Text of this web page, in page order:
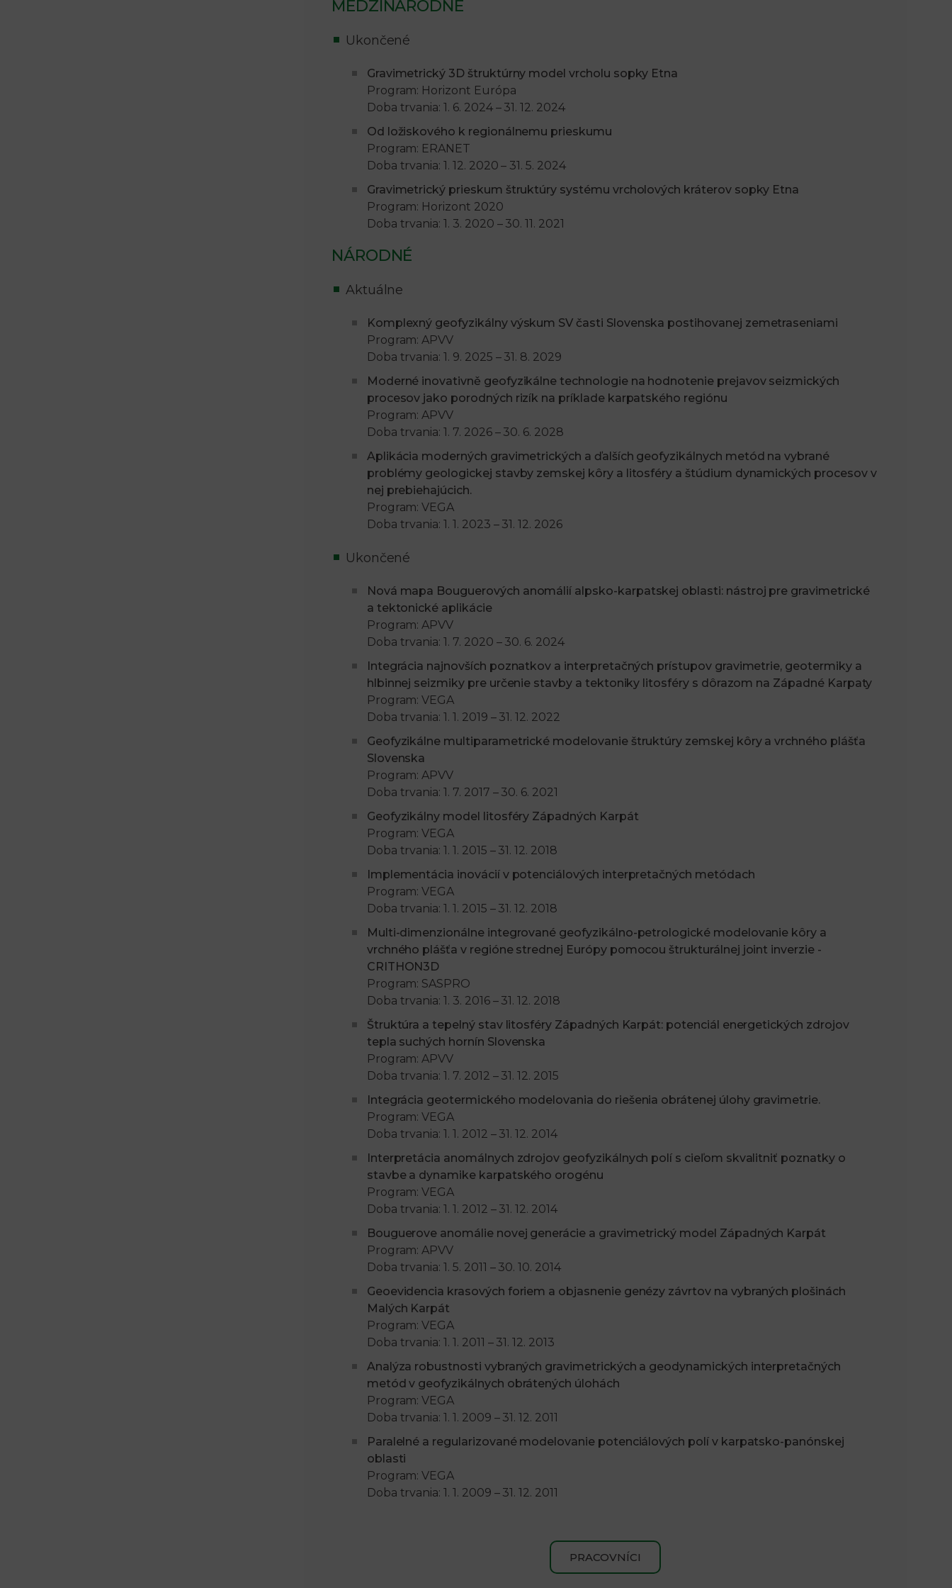
MEDZINÁRODNÉ
Ukončené
Gravimetrický 3D štruktúrny model vrcholu sopky Etna
Program: Horizont Európa
Doba trvania: 1. 6. 2024 – 31. 12. 2024
Od ložiskového k regionálnemu prieskumu
Program: ERANET
Doba trvania: 1. 12. 2020 – 31. 5. 2024
Gravimetrický prieskum štruktúry systému vrcholových kráterov sopky Etna
Program: Horizont 2020
Doba trvania: 1. 3. 2020 – 30. 11. 2021
NÁRODNÉ
Aktuálne
Komplexný geofyzikálny výskum SV časti Slovenska postihovanej zemetraseniami
Program: APVV
Doba trvania: 1. 9. 2025 – 31. 8. 2029
Moderné inovativně geofyzikálne technologie na hodnotenie prejavov seizmických
procesov jako porodných rizík na príklade karpatského regiónu
Program: APVV
Doba trvania: 1. 7. 2026 – 30. 6. 2028
Aplikácia moderných gravimetrických a ďalších geofyzikálnych metód na vybrané
problémy geologickej stavby zemskej kôry a litosféry a štúdium dynamických procesov v
nej prebiehajúcich.
Program: VEGA
Doba trvania: 1. 1. 2023 – 31. 12. 2026
Ukončené
Nová mapa Bouguerových anomálií alpsko-karpatskej oblasti: nástroj pre gravimetrické
a tektonické aplikácie
Program: APVV
Doba trvania: 1. 7. 2020 – 30. 6. 2024
Integrácia najnovších poznatkov a interpretačných prístupov gravimetrie, geotermiky a
hlbinnej seizmiky pre určenie stavby a tektoniky litosféry s dôrazom na Západné Karpaty
Program: VEGA
Doba trvania: 1. 1. 2019 – 31. 12. 2022
Geofyzikálne multiparametrické modelovanie štruktúry zemskej kôry a vrchného plášťa
Slovenska
Program: APVV
Doba trvania: 1. 7. 2017 – 30. 6. 2021
Geofyzikálny model litosféry Západných Karpát
Program: VEGA
Doba trvania: 1. 1. 2015 – 31. 12. 2018
Implementácia inovácií v potenciálových interpretačných metódach
Program: VEGA
Doba trvania: 1. 1. 2015 – 31. 12. 2018
Multi-dimenzionálne integrované geofyzikálno-petrologické modelovanie kôry a
vrchného plášťa v regióne strednej Európy pomocou štrukturálnej joint inverzie -
CRITHON3D
Program: SASPRO
Doba trvania: 1. 3. 2016 – 31. 12. 2018
Štruktúra a tepelný stav litosféry Západných Karpát: potenciál energetických zdrojov
tepla suchých hornín Slovenska
Program: APVV
Doba trvania: 1. 7. 2012 – 31. 12. 2015
Integrácia geotermického modelovania do riešenia obrátenej úlohy gravimetrie.
Program: VEGA
Doba trvania: 1. 1. 2012 – 31. 12. 2014
Interpretácia anomálnych zdrojov geofyzikálnych polí s cieľom skvalitniť poznatky o
stavbe a dynamike karpatského orogénu
Program: VEGA
Doba trvania: 1. 1. 2012 – 31. 12. 2014
Bouguerove anomálie novej generácie a gravimetrický model Západných Karpát
Program: APVV
Doba trvania: 1. 5. 2011 – 30. 10. 2014
Geoevidencia krasových foriem a objasnenie genézy závrtov na vybraných plošinách
Malých Karpát
Program: VEGA
Doba trvania: 1. 1. 2011 – 31. 12. 2013
Analýza robustnosti vybraných gravimetrických a geodynamických interpretačných
metód v geofyzikálnych obrátených úlohách
Program: VEGA
Doba trvania: 1. 1. 2009 – 31. 12. 2011
Paralelné a regularizované modelovanie potenciálových polí v karpatsko-panónskej
oblasti
Program: VEGA
Doba trvania: 1. 1. 2009 – 31. 12. 2011
PRACOVNÍCI